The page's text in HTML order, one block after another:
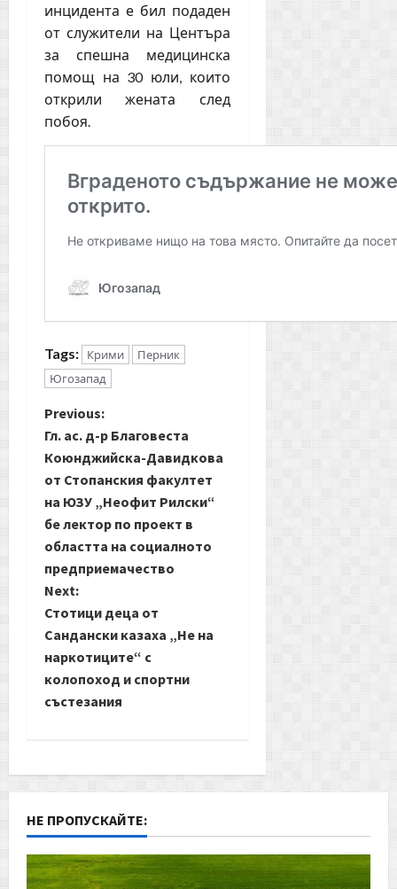
инцидента е бил подаден
от служители на Центъра
за спешна медицинска
помощ на 30 юли, които
открили жената след
побоя.
Tags: Крими
Перник
Югозапад
P
o
s
t
n
a
v
i
g
t
i
o
Previous:
Гл. ас. д-р Благовеста
Коюнджийска-Давидкова
от Стопанския факултет
на ЮЗУ „Неофит Рилски“
бе лектор по проект в
областта на социалното
предприемачество
Next:
Стотици деца от
Сандански казаха „Не на
наркотиците“ с
колопоход и спортни
състезания
НЕ ПРОПУСКАЙТЕ: